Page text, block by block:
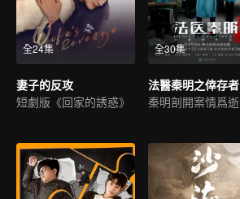
全24集
妻子的反攻
短劇版《回家的誘惑》
全30集
法醫秦明之倖存者